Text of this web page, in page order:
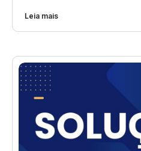
Leia mais